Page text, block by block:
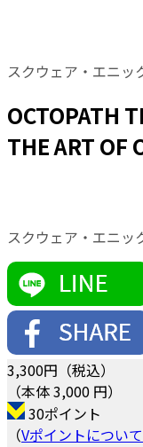
スクウェア・エニッ
OCTOPATH
THE ART OF
スクウェア・エニッ
3,300円（税込）
（本体 3,000 円）
30ポイント
（Vポイントについて